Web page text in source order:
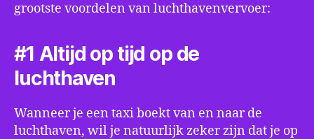
grootste voordelen van luchthavenvervoer:
#1 Altijd op tijd op de
luchthaven
Wanneer je een taxi boekt van en naar de
luchthaven, wil je natuurlijk zeker zijn dat je op